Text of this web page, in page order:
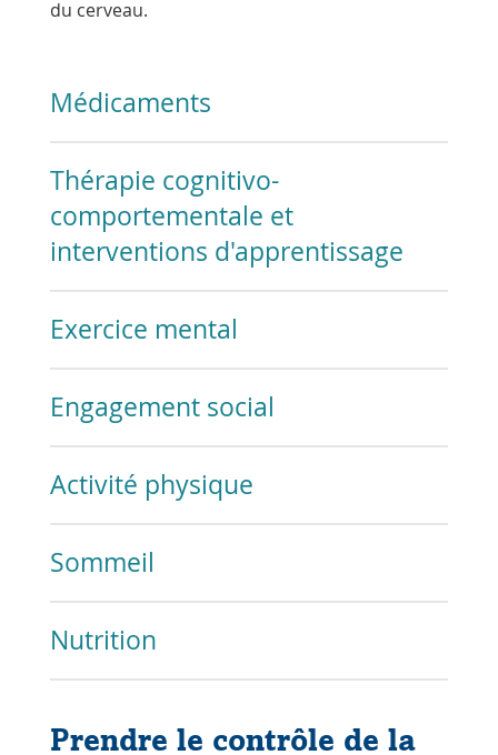
du cerveau.
Médicaments
Thérapie cognitivo-
comportementale et
interventions d'apprentissage
Exercice mental
Engagement social
Activité physique
Sommeil
Nutrition
Prendre le contrôle de la